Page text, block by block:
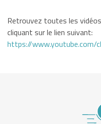
Retrouvez toutes les
cliquant sur le lien suivant:
https://www.youtube.com/